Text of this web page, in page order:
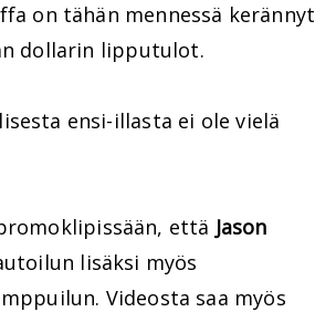
on tähän mennessä kerännyt
dollarin lipputulot.
ensi-illasta ei ole vielä
että Jason
lisäksi myös
Videosta saa myös